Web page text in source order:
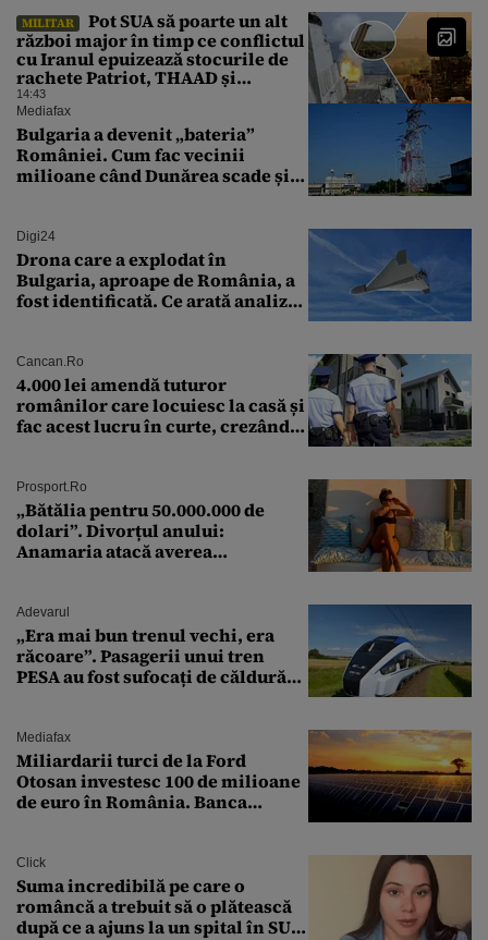
MILITAR
Pot SUA să poarte un alt
război major în timp ce conflictul
cu Iranul epuizează stocurile de
rachete Patriot, THAAD și
Tomahawk?
14:43
Mediafax
Bulgaria a devenit „bateria”
României. Cum fac vecinii
milioane când Dunărea scade și
Digi24
Drona care a explodat în
Bulgaria, aproape de România, a
fost identificată. Ce arată analiza
Cancan.ro
4.000 lei amendă tuturor
românilor care locuiesc la casă și
fac acest lucru în curte, crezând
Prosport.ro
„Bătălia pentru 50.000.000 de
dolari”. Divorțul anului:
Anamaria atacă averea
Adevarul
„Era mai bun trenul vechi, era
răcoare”. Pasagerii unui tren
PESA au fost sufocați de căldură
Mediafax
Miliardarii turci de la Ford
Otosan investesc 100 de milioane
de euro în România. Banca
Click
Suma incredibilă pe care o
româncă a trebuit să o plătească
după ce a ajuns la un spital în SUA: